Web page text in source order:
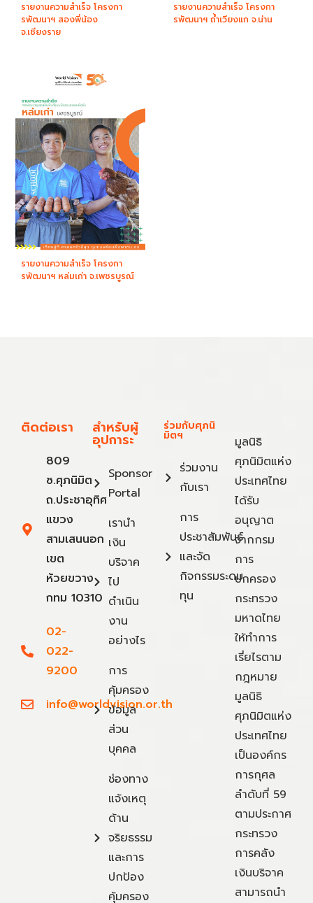
รายงานความสำเร็จ โครงกา
รพัฒนาฯ สองพี่น้อง
จ.เชียงราย
รายงานความสำเร็จ โครงกา
รพัฒนาฯ ถ้ำเวียงแก จ.น่าน
รายงานความสำเร็จ โครงกา
รพัฒนาฯ หล่มเก่า จ.เพชรบูรณ์
ติดต่อเรา
809
ซ.ศุภนิมิต
ถ.ประชาอุทิศ
แขวง
สามเสนนอก
เขต
ห้วยขวาง
กทม 10310
02-
022-
9200
info@worldvision.or.th
สำหรับผู้
อุปการะ
Sponsor
Portal
เรานำ
เงิน
บริจาค
ไป
ดำเนิน
งาน
อย่างไร
การ
คุ้มครอง
ข้อมูล
ส่วน
บุคคล
ช่องทาง
แจ้งเหตุ
ด้าน
จริยธรรม
และการ
ปกป้อง
คุ้มครอง
ร่วมกับศุภนิ
มิตฯ
ร่วมงาน
กับเรา
การ
ประชาสัมพันธ์
และจัด
กิจกรรมระดม
ทุน
มูลนิธิ
ศุภนิมิตแห่ง
ประเทศไทย
ได้รับ
อนุญาต
จากกรม
การ
ปกครอง
กระทรวง
มหาดไทย
ให้ทำการ
เรี่ยไรตาม
กฎหมาย
มูลนิธิ
ศุภนิมิตแห่ง
ประเทศไทย
เป็นองค์กร
การกุศล
ลำดับที่ 59
ตามประกาศ
กระทรวง
การคลัง
เงินบริจาค
สามารถนำ